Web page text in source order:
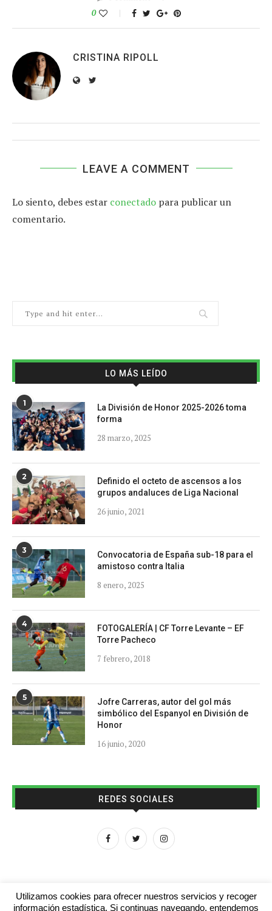
0
CRISTINA RIPOLL
LEAVE A COMMENT
Lo siento, debes estar conectado para publicar un
comentario.
LO MÁS LEÍDO
1
La División de Honor 2025-2026 toma
forma
28 marzo, 2025
2
Definido el octeto de ascensos a los
grupos andaluces de Liga Nacional
26 junio, 2021
3
Convocatoria de España sub-18 para el
amistoso contra Italia
8 enero, 2025
4
FOTOGALERÍA | CF Torre Levante – EF
Torre Pacheco
7 febrero, 2018
5
Jofre Carreras, autor del gol más
simbólico del Espanyol en División de
Honor
16 junio, 2020
REDES SOCIALES
Utilizamos cookies para ofrecer nuestros servicios y recoger
información estadística. Si continuas navegando, entendemos